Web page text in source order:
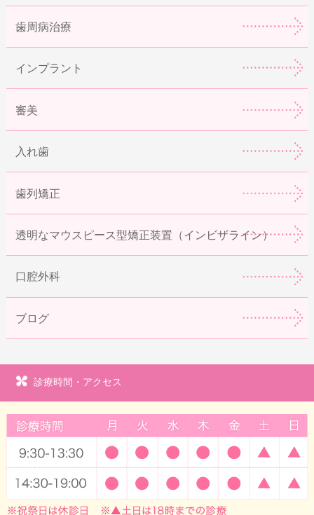
歯周病治療
インプラント
審美
入れ歯
歯列矯正
透明なマウスピース型矯正装置（インビザライン）
口腔外科
ブログ
診療時間・アクセス